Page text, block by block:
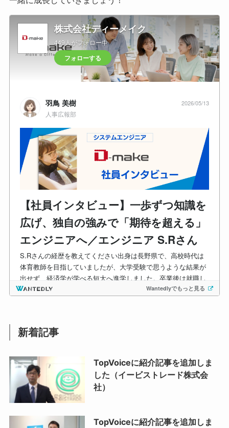
新着記事
TopVoiceに紹介記事を追加しま
した（イービストレード株式会
社）
TopVoiceに紹介記事を追加しま